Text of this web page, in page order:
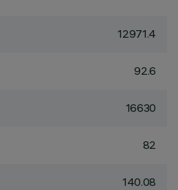
12971.4
92.6
16630
82
140.08